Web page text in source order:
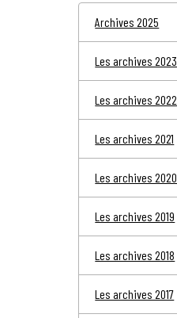
Archives 2025
Les archives 2023
Les archives 2022
Les archives 2021
Les archives 2020
Les archives 2019
Les archives 2018
Les archives 2017